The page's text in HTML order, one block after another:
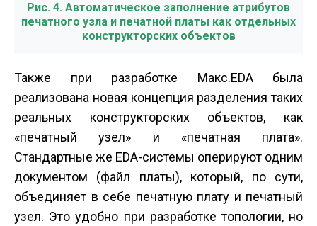
Рис. 4. Автоматическое заполнение атрибутов
печатного узла и печатной платы как отдельных
конструкторских объектов
Также при разработке Макс.EDA была
реализована новая концепция разделения таких
реальных конструкторских объектов, как
«печатный узел» и «печатная плата».
Стандартные же EDA-системы оперируют одним
документом (файл платы), который, по сути,
объединяет в себе печатную плату и печатный
узел. Это удобно при разработке топологии, но